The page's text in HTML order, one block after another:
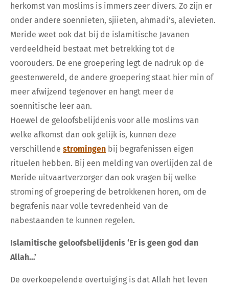
herkomst van moslims is immers zeer divers. Zo zijn er
onder andere soennieten, sjiieten, ahmadi’s, alevieten.
Meride weet ook dat bij de islamitische Javanen
verdeeldheid bestaat met betrekking tot de
voorouders. De ene groepering legt de nadruk op de
geestenwereld, de andere groepering staat hier min of
meer afwijzend tegenover en hangt meer de
soennitische leer aan.
Hoewel de geloofsbelijdenis voor alle moslims van
welke afkomst dan ook gelijk is, kunnen deze
verschillende stromingen bij begrafenissen eigen
rituelen hebben. Bij een melding van overlijden zal de
Meride uitvaartverzorger dan ook vragen bij welke
stroming of groepering de betrokkenen horen, om de
begrafenis naar volle tevredenheid van de
nabestaanden te kunnen regelen.
Islamitische geloofsbelijdenis ‘Er is geen god dan
Allah…’
De overkoepelende overtuiging is dat Allah het leven